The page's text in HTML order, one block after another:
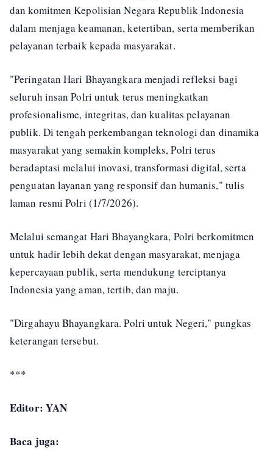
dan komitmen Kepolisian Negara Republik Indonesia
dalam menjaga keamanan, ketertiban, serta memberikan
pelayanan terbaik kepada masyarakat.
"Peringatan Hari Bhayangkara menjadi refleksi bagi
seluruh insan Polri untuk terus meningkatkan
profesionalisme, integritas, dan kualitas pelayanan
publik. Di tengah perkembangan teknologi dan dinamika
masyarakat yang semakin kompleks, Polri terus
beradaptasi melalui inovasi, transformasi digital, serta
penguatan layanan yang responsif dan humanis," tulis
laman resmi Polri (1/7/2026).
Melalui semangat Hari Bhayangkara, Polri berkomitmen
untuk hadir lebih dekat dengan masyarakat, menjaga
kepercayaan publik, serta mendukung terciptanya
Indonesia yang aman, tertib, dan maju.
"Dirgahayu Bhayangkara. Polri untuk Negeri," pungkas
keterangan tersebut.
***
Editor: YAN
Baca juga: